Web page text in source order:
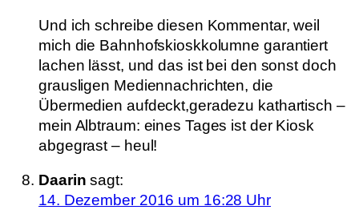
Und ich schreibe diesen Kommentar, weil
mich die Bahnhofskioskkolumne garantiert
lachen lässt, und das ist bei den sonst doch
grausligen Mediennachrichten, die
Übermedien aufdeckt,geradezu kathartisch –
mein Albtraum: eines Tages ist der Kiosk
abgegrast – heul!
Daarin sagt:
14. Dezember 2016 um 16:28 Uhr